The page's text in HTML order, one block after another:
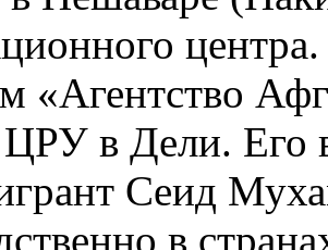
«Агентство
ЦРУ в Дели. Его
Сеид
в